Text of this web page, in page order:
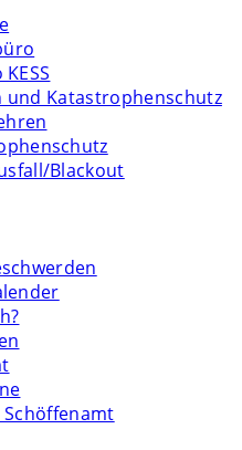
und Katastrophenschutz
Blackout